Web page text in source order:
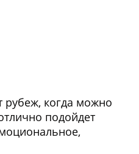
рубеж, когда можно
подойдет